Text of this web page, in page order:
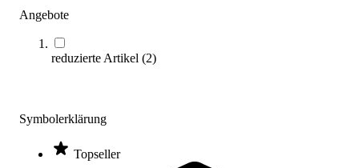
Angebote
reduzierte Artikel (2)
Symbolerklärung
Topseller
SALE